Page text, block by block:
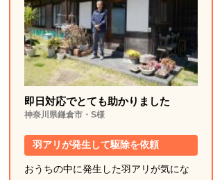
即日対応でとても助かりました
神奈川県鎌倉市・S様
羽アリが発生して駆除を依頼
おうちの中に発生した羽アリが気にな